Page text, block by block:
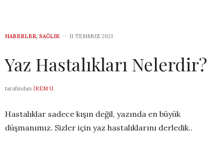
HABERLER, SAĞLIK 11 TEMMUZ 2021
Yaz Hastalıkları Nelerdir?
tarafından İREM U.
Hastalıklar sadece kışın değil, yazında en büyük
düşmanımız. Sizler için yaz hastalıklarını derledik..